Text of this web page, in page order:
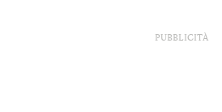
PUBBLICITÀ